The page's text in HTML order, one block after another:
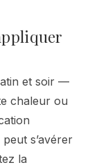
et soir —
chaleur ou
s’avérer
la